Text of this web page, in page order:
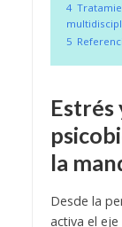
4
5
Estrés
la
Desde la
activa el